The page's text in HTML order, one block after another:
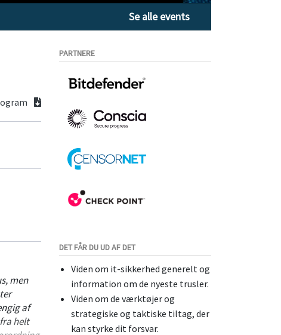
Se alle events
men
af
helt
PARTNERE
DET FÅR DU UD AF DET
Viden om it-sikkerhed generelt og
information om de nyeste trusler.
Viden om de værktøjer og
strategiske og taktiske tiltag, der
kan styrke dit forsvar.